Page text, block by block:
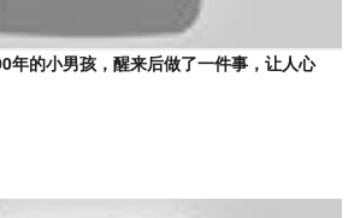
年的小男孩，醒来后做了一件事，让人心